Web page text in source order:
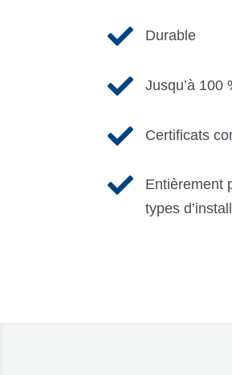
 Durable
 Jusqu’à 100
 Certificats

Entièrement
types